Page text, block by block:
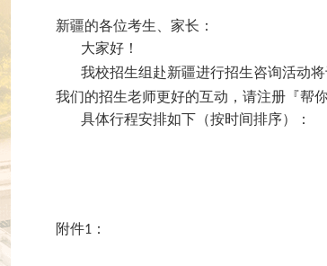
新疆的各位考生、家长：
大家好！
我校招生组赴新疆进行招生咨询活动
我们的招生老师更好的互动，请注册『帮你
具体行程安排如下（按时间排序）：
附件1 ：